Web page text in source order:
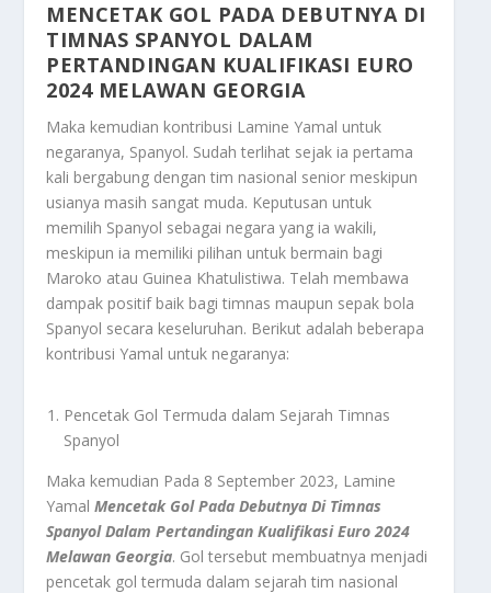
MENCETAK GOL PADA DEBUTNYA DI
TIMNAS SPANYOL DALAM
PERTANDINGAN KUALIFIKASI EURO
2024 MELAWAN GEORGIA
Maka kemudian kontribusi Lamine Yamal untuk
negaranya, Spanyol. Sudah terlihat sejak ia pertama
kali bergabung dengan tim nasional senior meskipun
usianya masih sangat muda. Keputusan untuk
memilih Spanyol sebagai negara yang ia wakili,
meskipun ia memiliki pilihan untuk bermain bagi
Maroko atau Guinea Khatulistiwa. Telah membawa
dampak positif baik bagi timnas maupun sepak bola
Spanyol secara keseluruhan. Berikut adalah beberapa
kontribusi Yamal untuk negaranya:
Pencetak Gol Termuda dalam Sejarah Timnas
Spanyol
Maka kemudian Pada 8 September 2023, Lamine
YamalMencetak Gol Pada Debutnya Di Timnas
Spanyol Dalam Pertandingan Kualifikasi Euro 2024
Melawan Georgia. Gol tersebut membuatnya menjadi
pencetak gol termuda dalam sejarah tim nasional